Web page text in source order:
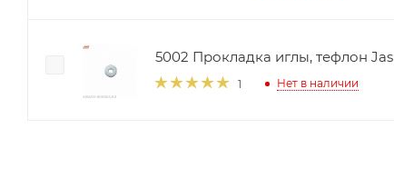
5002 Прокладка иглы, тефлон Jas
1 Нет в наличии